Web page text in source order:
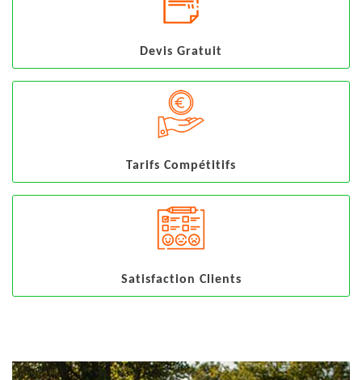
Devis Gratuit
Tarifs Compétitifs
Satisfaction Clients